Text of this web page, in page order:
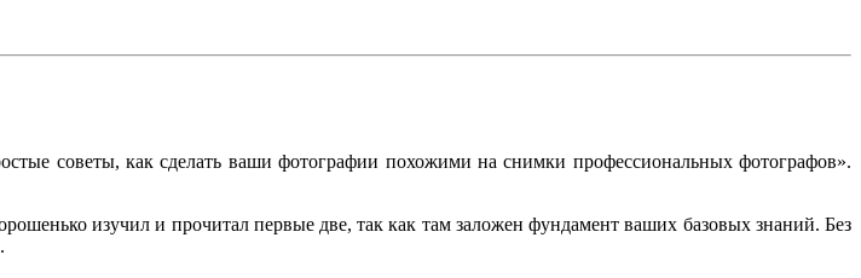
советы, как сделать ваши фотографии похожими на снимки профессиональных фотографов».
изучил и прочитал первые две, так как там заложен фундамент ваших базовых знаний. Без